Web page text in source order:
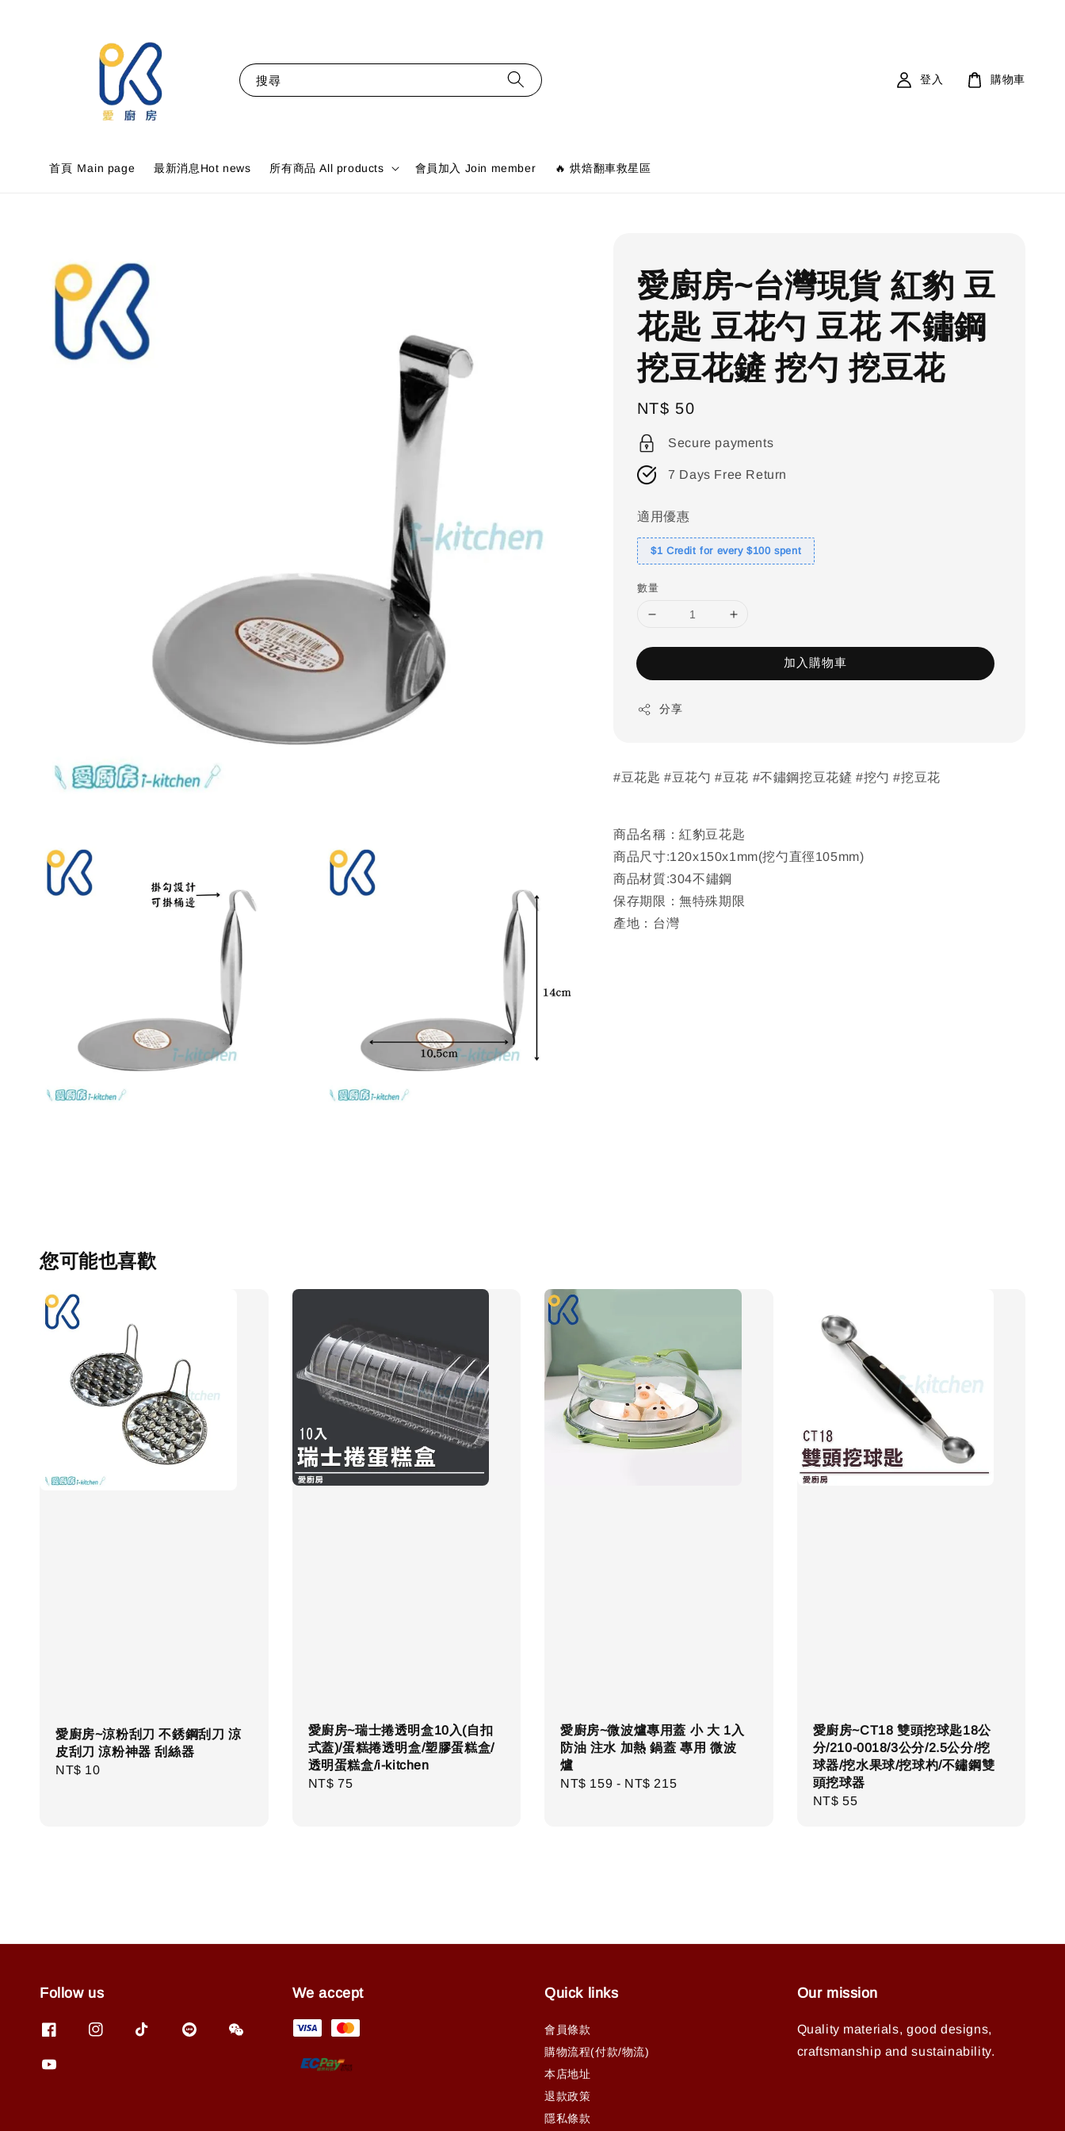
搜尋
首頁 Ｍain page 最新消息Hot news 所有商品 All products 會員加入 Join member 🔥 烘焙翻車救星區
登入 購物車
愛廚房~台灣現貨 紅豹 豆
花匙 豆花勺 豆花 不鏽鋼
挖豆花鏟 挖勺 挖豆花
Regular
price
NT$ 50
Secure payments
7 Days Free Return
適用優惠
$1 Credit for every $100 spent
數量
加入購物車
分享
#豆花匙 #豆花勺 #豆花 #不鏽鋼挖豆花鏟 #挖勺 #挖豆花
商品名稱：紅豹豆花匙
商品尺寸:120x150x1mm(挖勺直徑105mm)
商品材質:304不鏽鋼
保存期限：無特殊期限
產地：台灣
您可能也喜歡
愛廚房~涼粉刮刀 不銹鋼刮刀 涼
皮刮刀 涼粉神器 刮絲器
Regular
NT$ 10
愛廚房~瑞士捲透明盒10入(自扣
式蓋)/蛋糕捲透明盒/塑膠蛋糕盒/
透明蛋糕盒/i-kitchen
Regular
NT$ 75
愛廚房~微波爐專用蓋 小 大 1入
防油 注水 加熱 鍋蓋 專用 微波
爐
Regular
NT$ 159 - NT$ 215
愛廚房~CT18 雙頭挖球匙18公
分/210-0018/3公分/2.5公分/挖
球器/挖水果球/挖球杓/不鏽鋼雙
頭挖球器
Regular
NT$ 55
Follow us We accept Quick links
會員條款
購物流程(付款/物流)
本店地址
退款政策
隱私條款
Our mission
Quality materials, good designs,
craftsmanship and sustainability.